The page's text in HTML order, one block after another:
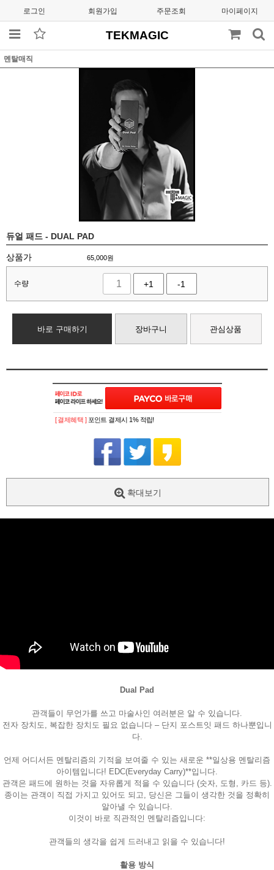
로그인 회원가입 주문조회 마이페이지
TEKMAGIC
멘탈매직
듀얼 패드 - DUAL PAD
상품가 65,000원
수량 +1 -1
바로 구매하기 장바구니 관심상품
[ 결제혜택 ] 포인트 결제시 1% 적립!
확대보기
Dual Pad
관객들이 무언가를 쓰고 마술사인 여러분은 알 수 있습니다.
전자 장치도, 복잡한 장치도 필요 없습니다 – 단지 포스트잇 패드 하나뿐입니
다.
언제 어디서든 멘탈리즘의 기적을 보여줄 수 있는 새로운 **일상용 멘탈리즘
아이템입니다! EDC(Everyday Carry)**입니다.
관객은 패드에 원하는 것을 자유롭게 적을 수 있습니다 (숫자, 도형, 카드 등).
종이는 관객이 직접 가지고 있어도 되고, 당신은 그들이 생각한 것을 정확히
알아낼 수 있습니다.
이것이 바로 직관적인 멘탈리즘입니다:
관객들의 생각을 쉽게 드러내고 읽을 수 있습니다!
활용 방식